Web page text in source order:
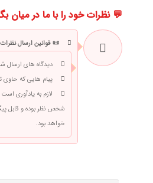
💬 نظرات خود را با ما در میان
📜 قوانین ارسال نظرات
دیدگاه های ارسال
پیام هایی که حاوی
لازم به یادآوری
شخص نظر بوده و قابل
خواهد بود.